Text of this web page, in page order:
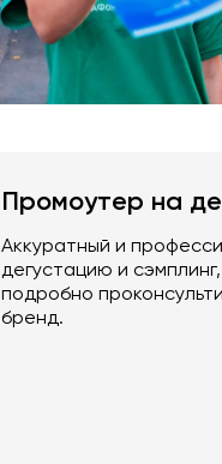
Промоутер на
Аккуратный и
дегустацию и
подробно
бренд.